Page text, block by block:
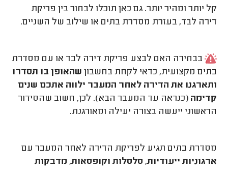
קל יותר ומהיר יותר. גם כאן תוכלו לבחור בין פריקת
דירה לבד, בעזרת מסדרת בתים או שילוב של השניים.
בבחירה האם לבצע פריקת דירה לבד או עם מסדרת
בתים מקצועית, כדאי לקחת בחשבון שהאופן בו תסדרו
ותארגנו את הדירה לאחר המעבר ילווה אתכם שנים
קדימה (כנראה עד המעבר הבא). לכן, חשוב שהסידור
הראשוני ייעשה בצורה יעילה ומאורגנת.
מסדרת בתים תגיע לפריקת הדירה לאחר המעבר עם
ארגוניות ייעודיות, סלסלות וקופסאות, מדבקות